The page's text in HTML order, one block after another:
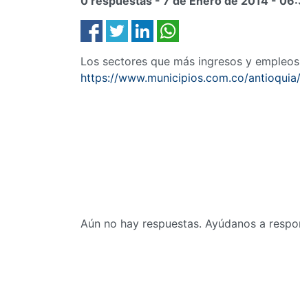
Los sectores que más ingresos y
https://www.municipios.com.co/
Aún no hay respuestas. Ayúdanos a